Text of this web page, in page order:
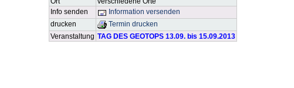
Info senden
Information versenden
drucken
Termin drucken
Veranstaltung TAG DES GEOTOPS 13.09. bis 15.09.2013